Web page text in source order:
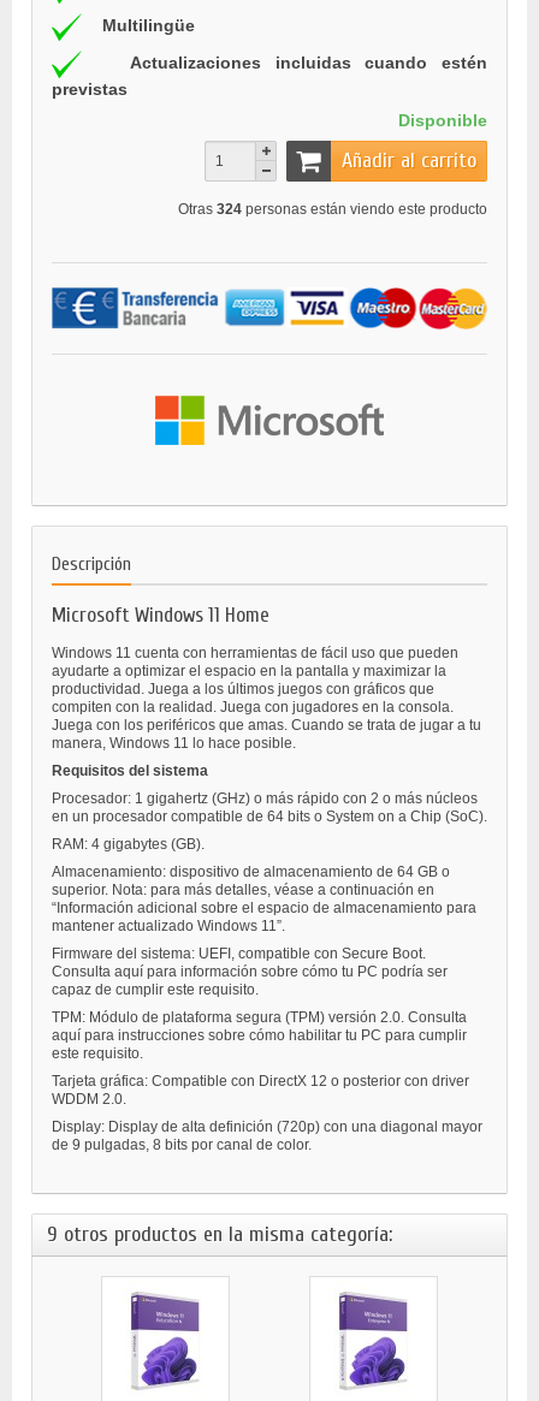
Multilingüe
Actualizaciones incluidas cuando estén
previstas
Disponible
Añadir al carrito
Otras 324 personas están viendo este producto
Descripción
Microsoft Windows 11 Home
Windows 11 cuenta con herramientas de fácil uso que pueden
ayudarte a optimizar el espacio en la pantalla y maximizar la
productividad. Juega a los últimos juegos con gráficos que
compiten con la realidad. Juega con jugadores en la consola.
Juega con los periféricos que amas. Cuando se trata de jugar a tu
manera, Windows 11 lo hace posible.
Requisitos del sistema
Procesador: 1 gigahertz (GHz) o más rápido con 2 o más núcleos
en un procesador compatible de 64 bits o System on a Chip (SoC).
RAM: 4 gigabytes (GB).
Almacenamiento: dispositivo de almacenamiento de 64 GB o
superior. Nota: para más detalles, véase a continuación en
“Información adicional sobre el espacio de almacenamiento para
mantener actualizado Windows 11”.
Firmware del sistema: UEFI, compatible con Secure Boot.
Consulta aquí para información sobre cómo tu PC podría ser
capaz de cumplir este requisito.
TPM: Módulo de plataforma segura (TPM) versión 2.0. Consulta
aquí para instrucciones sobre cómo habilitar tu PC para cumplir
este requisito.
Tarjeta gráfica: Compatible con DirectX 12 o posterior con driver
WDDM 2.0.
Display: Display de alta definición (720p) con una diagonal mayor
de 9 pulgadas, 8 bits por canal de color.
9 otros productos en la misma categoría: